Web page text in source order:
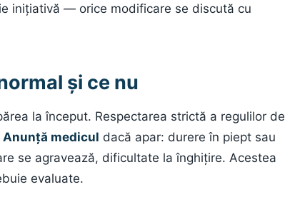
inițiativă — orice modificare se discută cu
și ce nu
la început. Respectarea strictă a regulilor de
Anunță medicul dacă apar: durere în piept sau
se agravează, dificultate la înghițire. Acestea
evaluate.